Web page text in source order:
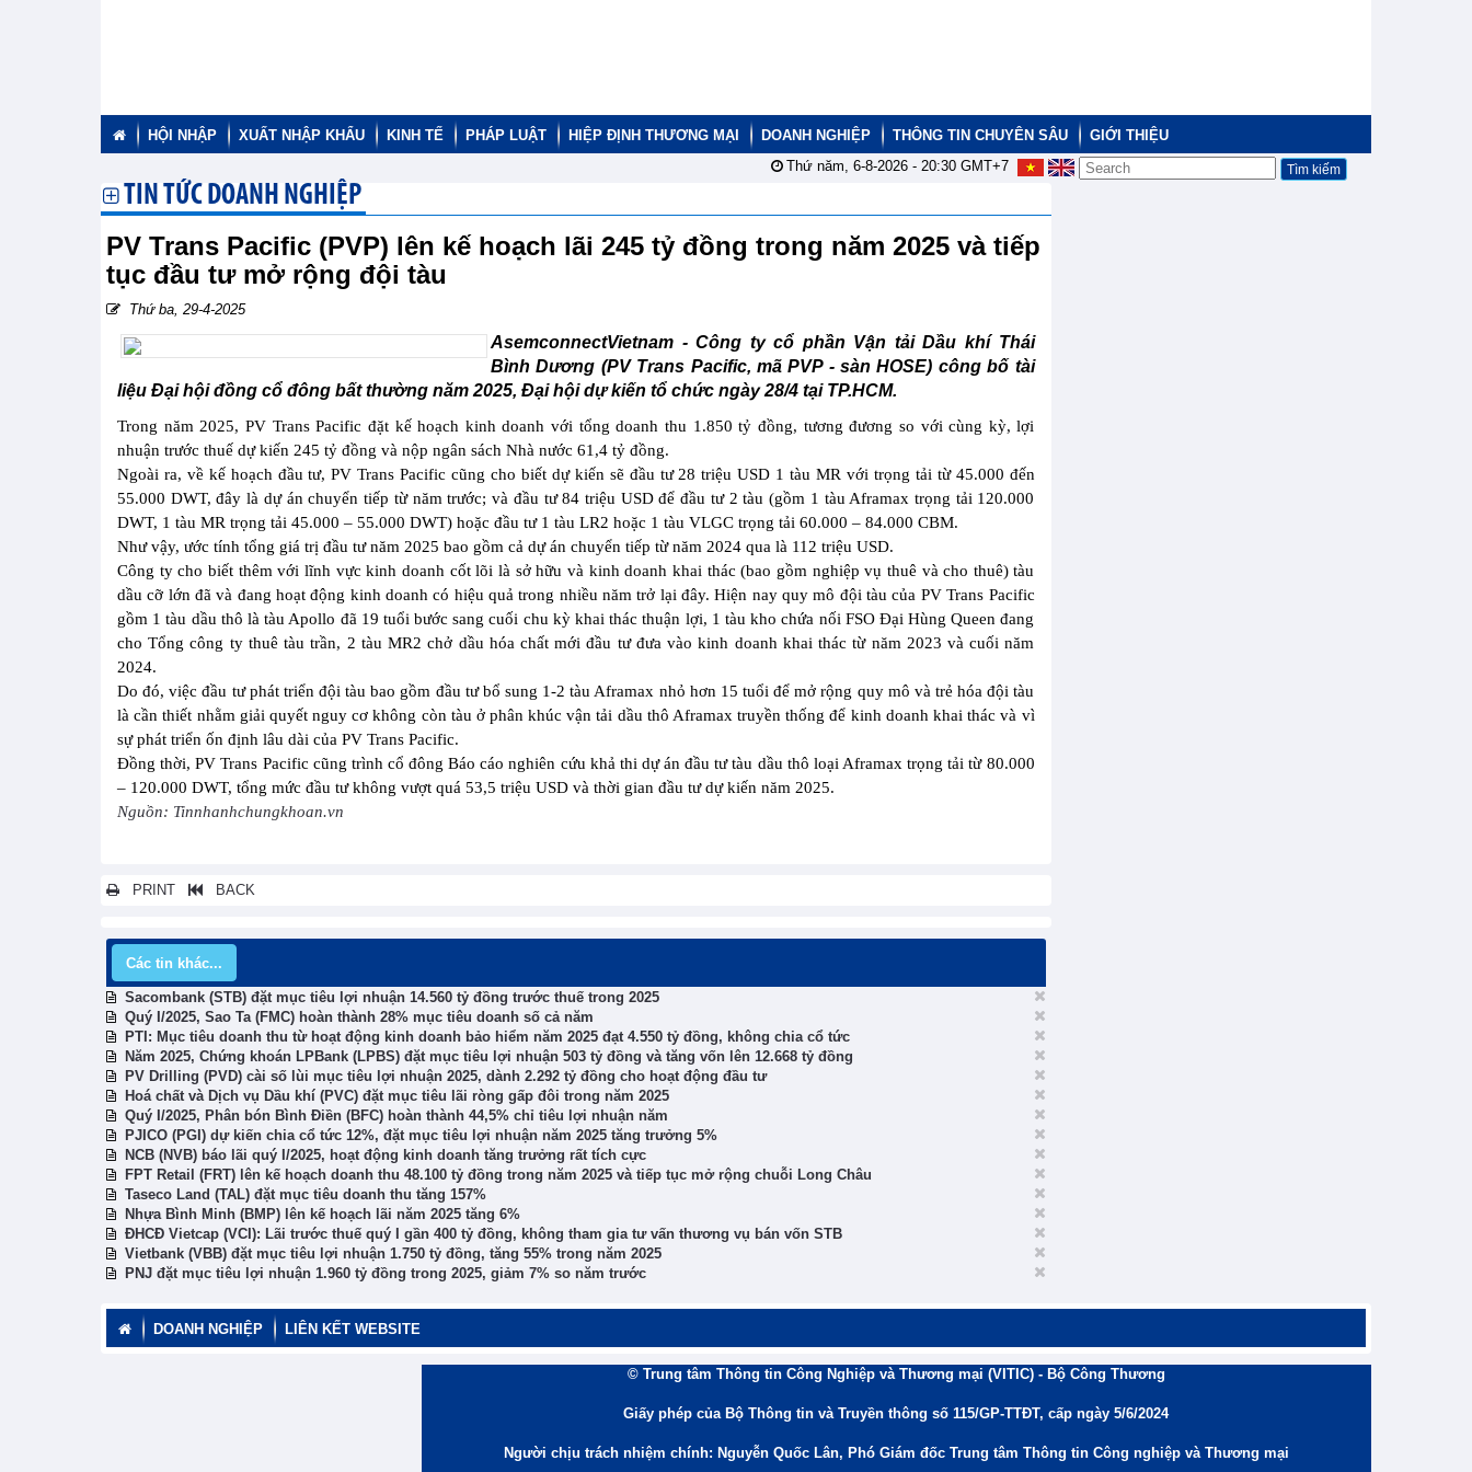
HỘI NHẬP XUẤT NHẬP KHẨU KINH TẾ PHÁP LUẬT HIỆP ĐỊNH THƯƠNG MẠI DOANH NGHIỆP THÔNG TIN CHUYÊN SÂU
GIỚI THIỆU
Thứ năm, 6-8-2026 - 20:30GMT+7
TIN TỨC DOANH NGHIỆP
PV Trans Pacific (PVP) lên kế hoạch lãi 245 tỷ đồng trong năm 2025 và tiếp
tục đầu tư mở rộng đội tàu
Thứ ba, 29-4-2025
AsemconnectVietnam -Công ty cổ phần Vận tải Dầu khí Thái
Bình Dương (PV Trans Pacific, mã PVP - sàn HOSE) công bố tài
liệu Đại hội đồng cổ đông bất thường năm 2025, Đại hội dự kiến tổ chức ngày 28/4 tại TP.HCM.
Trong năm 2025, PV Trans Pacific đặt kế hoạch kinh doanh với tổng doanh thu 1.850 tỷ đồng, tương đương so với cùng kỳ, lợi
nhuận trước thuế dự kiến 245 tỷ đồng và nộp ngân sách Nhà nước 61,4 tỷ đồng.
Ngoài ra, về kế hoạch đầu tư, PV Trans Pacific cũng cho biết dự kiến sẽ đầu tư 28 triệu USD 1 tàu MR với trọng tải từ 45.000 đến
55.000 DWT, đây là dự án chuyển tiếp từ năm trước; và đầu tư 84 triệu USD để đầu tư 2 tàu (gồm 1 tàu Aframax trọng tải 120.000
DWT, 1 tàu MR trọng tải 45.000 – 55.000 DWT) hoặc đầu tư 1 tàu LR2 hoặc 1 tàu VLGC trọng tải 60.000 – 84.000 CBM.
Như vậy, ước tính tổng giá trị đầu tư năm 2025 bao gồm cả dự án chuyển tiếp từ năm 2024 qua là 112 triệu USD.
Công ty cho biết thêm với lĩnh vực kinh doanh cốt lõi là sở hữu và kinh doanh khai thác (bao gồm nghiệp vụ thuê và cho thuê) tàu
dầu cỡ lớn đã và đang hoạt động kinh doanh có hiệu quả trong nhiều năm trở lại đây. Hiện nay quy mô đội tàu của PV Trans Pacific
gồm 1 tàu dầu thô là tàu Apollo đã 19 tuổi bước sang cuối chu kỳ khai thác thuận lợi, 1 tàu kho chứa nối FSO Đại Hùng Queen đang
cho Tổng công ty thuê tàu trần, 2 tàu MR2 chở dầu hóa chất mới đầu tư đưa vào kinh doanh khai thác từ năm 2023 và cuối năm
2024.
Do đó, việc đầu tư phát triển đội tàu bao gồm đầu tư bổ sung 1-2 tàu Aframax nhỏ hơn 15 tuổi để mở rộng quy mô và trẻ hóa đội tàu
là cần thiết nhằm giải quyết nguy cơ không còn tàu ở phân khúc vận tải dầu thô Aframax truyền thống để kinh doanh khai thác và vì
sự phát triển ốn định lâu dài của PV Trans Pacific.
Đồng thời, PV Trans Pacific cũng trình cổ đông Báo cáo nghiên cứu khả thi dự án đầu tư tàu dầu thô loại Aframax trọng tải từ 80.000
– 120.000 DWT, tổng mức đầu tư không vượt quá 53,5 triệu USD và thời gian đầu tư dự kiến năm 2025.
Nguồn: Tinnhanhchungkhoan.vn
PRINT BACK
Các tin khác...
Sacombank (STB) đặt mục tiêu lợi nhuận 14.560 tỷ đồng trước thuế trong 2025
Quý I/2025, Sao Ta (FMC) hoàn thành 28% mục tiêu doanh số cả năm
PTI: Mục tiêu doanh thu từ hoạt động kinh doanh bảo hiểm năm 2025 đạt 4.550 tỷ đồng, không chia cổ tức
Năm 2025, Chứng khoán LPBank (LPBS) đặt mục tiêu lợi nhuận 503 tỷ đồng và tăng vốn lên 12.668 tỷ đồng
PV Drilling (PVD) cài số lùi mục tiêu lợi nhuận 2025, dành 2.292 tỷ đồng cho hoạt động đầu tư
Hoá chất và Dịch vụ Dầu khí (PVC) đặt mục tiêu lãi ròng gấp đôi trong năm 2025
Quý I/2025, Phân bón Bình Điền (BFC) hoàn thành 44,5% chỉ tiêu lợi nhuận năm
PJICO (PGI) dự kiến chia cổ tức 12%, đặt mục tiêu lợi nhuận năm 2025 tăng trưởng 5%
NCB (NVB) báo lãi quý I/2025, hoạt động kinh doanh tăng trưởng rất tích cực
FPT Retail (FRT) lên kế hoạch doanh thu 48.100 tỷ đồng trong năm 2025 và tiếp tục mở rộng chuỗi Long Châu
Taseco Land (TAL) đặt mục tiêu doanh thu tăng 157%
Nhựa Bình Minh (BMP) lên kế hoạch lãi năm 2025 tăng 6%
ĐHCĐ Vietcap (VCI): Lãi trước thuế quý I gần 400 tỷ đồng, không tham gia tư vấn thương vụ bán vốn STB
Vietbank (VBB) đặt mục tiêu lợi nhuận 1.750 tỷ đồng, tăng 55% trong năm 2025
PNJ đặt mục tiêu lợi nhuận 1.960 tỷ đồng trong 2025, giảm 7% so năm trước
DOANH NGHIỆP LIÊN KẾT WEBSITE
© Trung tâm Thông tin Công Nghiệp và Thương mại (VITIC) - Bộ Công Thương
Giấy phép của Bộ Thông tin và Truyền thông số 115/GP-TTĐT, cấp ngày 5/6/2024
Người chịu trách nhiệm chính: Nguyễn Quốc Lân, Phó Giám đốc Trung tâm Thông tin Công nghiệp và Thương mại